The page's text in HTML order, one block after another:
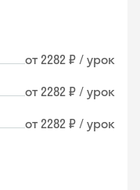
от 2282 ₽ / урок
от 2282 ₽ / урок
от 2282 ₽ / урок